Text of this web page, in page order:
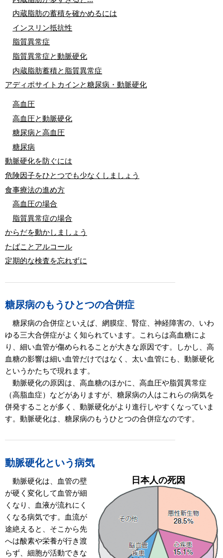
内蔵脂肪の蓄積を確かめるには
インスリン抵抗性
脂質異常症
脂質異常症と動脈硬化
内蔵脂肪蓄積と脂質異常症
アディポサイトカインと糖尿病・動脈硬化
高血圧
高血圧と動脈硬化
糖尿病と高血圧
糖尿病
動脈硬化を防ぐには
危険因子をひとつでも少なくしましょう
食事療法の進め方
高血圧の場合
脂質異常症の場合
からだを動かしましょう
たばことアルコール
定期的な検査を忘れずに
糖尿病のもうひとつの合併症
糖尿病の合併症といえば、網膜症、腎症、神経障害の、いわ
ゆる三大合併症がよく知られています。これらは高血糖によ
り、細い血管が傷められることが大きな原因です。しかし、高
血糖の影響は細い血管だけではなく、太い血管にも、動脈硬化
というかたちで現れます。
動脈硬化の原因は、高血糖のほかに、高血圧や脂質異常症
（高脂血症）などがありますが、糖尿病の人はこれらの病気を
併発することが多く、動脈硬化がより進行しやすくなっていま
す。動脈硬化は、糖尿病のもうひとつの合併症なのです。
動脈硬化という病気
日本人の死因
動脈硬化は、血管の壁
が硬く変化して血管が細
くなり、血液が流れにく
くなる病気です。血流が
途絶えると、そこから先
へは酸素や栄養が行き渡
らず、細胞が活動できな